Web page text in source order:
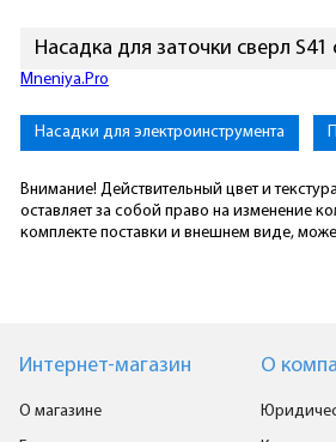
Насадка для заточки сверл
Mneniya.Pro
Насадки для электроинструмента
Внимание! Действительный цвет и
оставляет за собой право на изменение
комплекте поставки и внешнем виде,
Интернет-магазин
О магазине
О